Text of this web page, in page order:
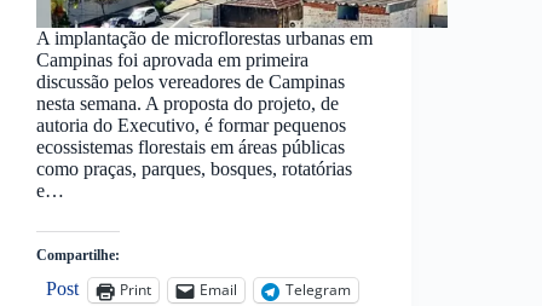
A implantação de microflorestas urbanas em
Campinas foi aprovada em primeira
discussão pelos vereadores de Campinas
nesta semana. A proposta do projeto, de
autoria do Executivo, é formar pequenos
ecossistemas florestais em áreas públicas
como praças, parques, bosques, rotatórias
e…
Compartilhe:
Post Print Email
Telegram